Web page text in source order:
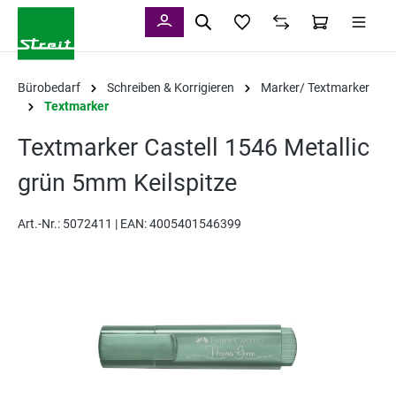
Bürobedarf Schreiben & Korrigieren
Marker/ Textmarker
Textmarker
Textmarker Castell 1546 Metallic
grün 5mm Keilspitze
Art.-Nr.: 5072411 | EAN: 4005401546399